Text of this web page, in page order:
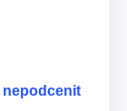
nepodcenit